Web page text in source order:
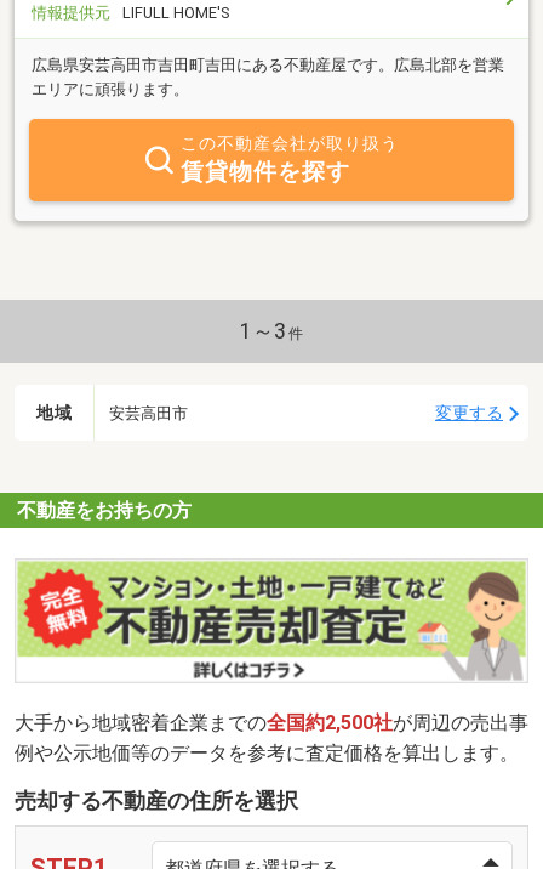
情報提供元
LIFULL HOME'S
広島県安芸高田市吉田町吉田にある不動産屋です。広島北部を営業
エリアに頑張ります。
この不動産会社が取り扱う
賃貸物件を探す
1～3 件
地域 安芸高田市 変更する
不動産をお持ちの方
大手から地域密着企業までの全国約2,500社が周辺の売出事
例や公示地価等のデータを参考に査定価格を算出します。
売却する不動産の住所を選択